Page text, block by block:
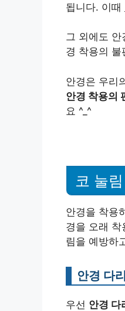
됩니다. 이때
그 외에도
경 착용의 불
안경은 우리
안경 착용의
요 ^_^
코 눌
안경을 착용
경을 오래
림을 예방하
안경 다
우선 안경 다